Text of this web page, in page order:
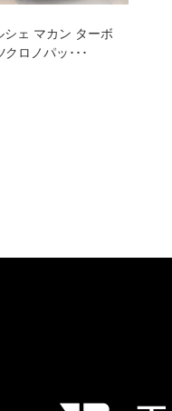
シェ マカン ターボ
クロノパッ･･･